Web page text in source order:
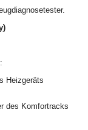
Heizgeräts
des Komfortracks